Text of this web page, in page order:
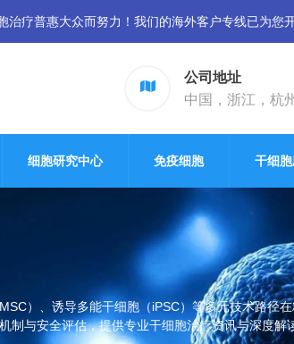
治疗普惠大众而努力！我们的海外客户专线已为您
公司地址
中国，浙江，杭州
细胞研究中心 免疫细胞 干细胞
）、诱导多能干细胞（iPSC）等多元技术路径
制与安全评估，提供专业干细胞治疗资讯与深度解